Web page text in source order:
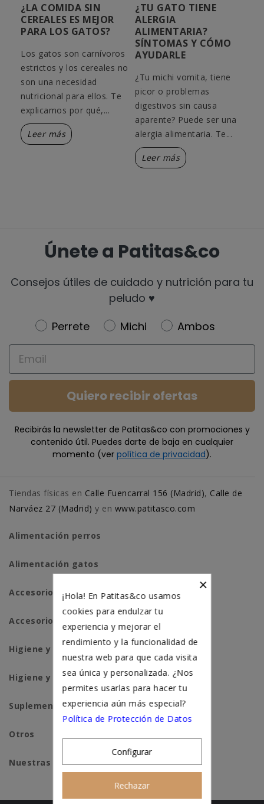
¿LA COMIDA SIN
CEREALES ES MEJOR
PARA LOS GATOS?
Los gatos son carnívoros
estrictos y los cereales no
son una necesidad
nutricional para ellos. Te
explicamos por qué,...
Leer más
¿TU GATO TIENE
ALERGIA
ALIMENTARIA?
SÍNTOMAS Y CÓMO
AYUDARLE
¿Tu michi vomita, tiene
picor o problemas
digestivos sin causa
aparente? Puede ser una
alergia alimentaria. Te...
Leer más
Únete a Patitas&co
Consejos útiles de cuidado y nutrición para tu
peludo ♥️
Newsletter
Perrete Michi
Ambos
Email
Quiero recibir ofertas
Recibirás la newsletter de Patitas&co con promociones y
contenido útil. Puedes darte de baja en cualquier
momento (ver política de privacidad).
Tiendas físicas en Calle Fuencarral 156 (Madrid), Calle de
Narváez 27 (Madrid) y en www.patitasco.com
Alimentación perros
Alimentación gatos
Accesorios perros
Accesorios para gatos
Higiene y salud perros
Higiene y salud gatos
Suplementación natural
Otros
Nuestras tiendas
×
¡Hola! En Patitas&co usamos
cookies para endulzar tu
experiencia y mejorar el
rendimiento y la funcionalidad de
nuestra web para que cada visita
sea única y personalizada. ¿Nos
permites usarlas para hacer tu
experiencia aún más especial?
Política de Protección de Datos
Configurar
Rechazar